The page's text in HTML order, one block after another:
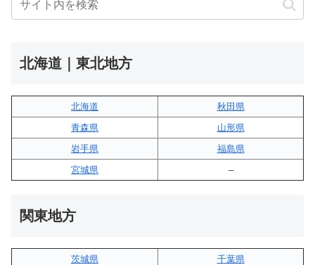
北海道｜東北地方
北海道
秋田県
青森県
山形県
岩手県
福島県
宮城県
–
関東地方
茨城県
千葉県